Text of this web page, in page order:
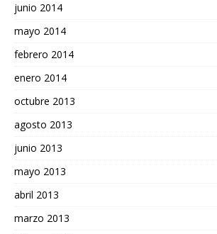
junio 2014
mayo 2014
febrero 2014
enero 2014
octubre 2013
agosto 2013
junio 2013
mayo 2013
abril 2013
marzo 2013